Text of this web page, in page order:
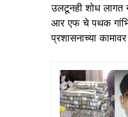
उलटूनही शोध लागत
आर एफ चे पथक
प्रशासनाच्या